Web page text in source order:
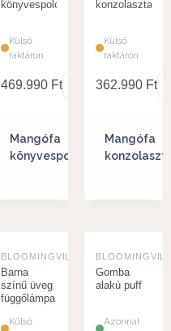
könyvespolc
Külső
raktáron
469.990 Ft
Mangófa
könyvespolc
konzolasztal
Külső
raktáron
362.990 Ft
Mangófa
BLOOMINGVILLE
Barna
színű üveg
függőlámpa
Külső
Gomba
alakú puff
Azonnal